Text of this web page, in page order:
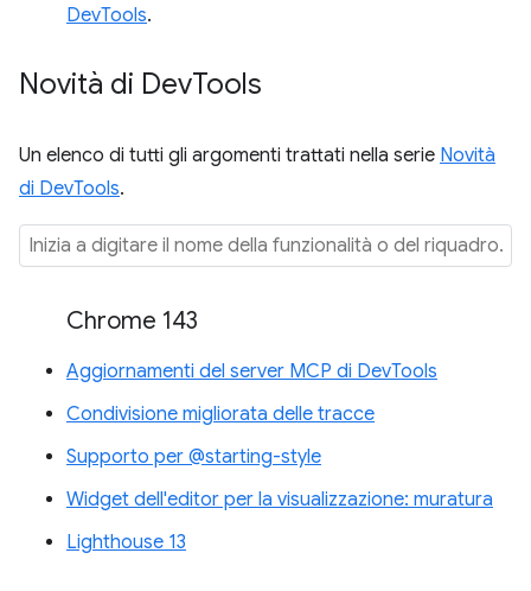
DevTools.
Novità di DevTools
Un elenco di tutti gli argomenti trattati nella serie Novità
di DevTools.
Chrome 143
Aggiornamenti del server MCP di DevTools
Condivisione migliorata delle tracce
Supporto per @starting-style
Widget dell'editor per la visualizzazione: muratura
Lighthouse 13